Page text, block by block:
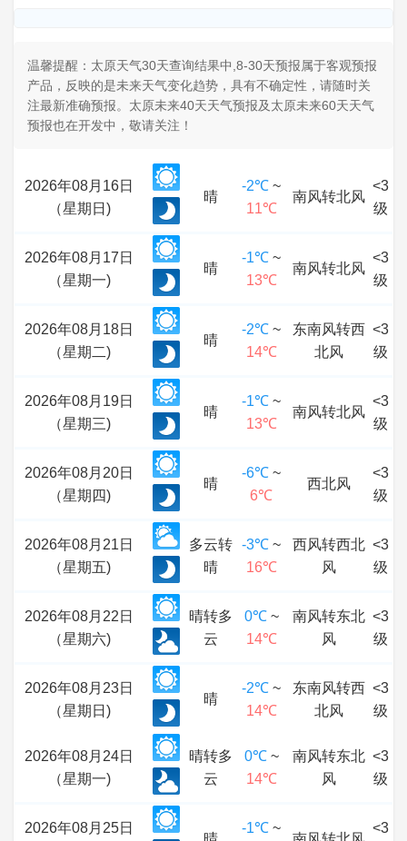
温馨提醒：太原天气30天查询结果中,8-30天预报属于客观预报
产品，反映的是未来天气变化趋势，具有不确定性，请随时关
注最新准确预报。太原未来40天天气预报及太原未来60天天气
预报也在开发中，敬请关注！
2026年08月16日
（星期日)
晴
-2℃ ~
11℃
南风转北风
<3
级
2026年08月17日
（星期一)
晴
-1℃ ~
13℃
南风转北风
<3
级
2026年08月18日
（星期二)
晴
-2℃ ~
14℃
东南风转西
北风
<3
级
2026年08月19日
（星期三)
晴
-1℃ ~
13℃
南风转北风
<3
级
2026年08月20日
（星期四)
晴
-6℃ ~
6℃
西北风
<3
级
2026年08月21日
（星期五)
多云转
晴
-3℃ ~
16℃
西风转西北
风
<3
级
2026年08月22日
（星期六)
晴转多
云
0℃~
14℃
南风转东北
风
<3
级
2026年08月23日
（星期日)
晴
-2℃ ~
14℃
东南风转西
北风
<3
级
2026年08月24日
（星期一)
晴转多
云
0℃~
14℃
南风转东北
风
<3
级
2026年08月25日
-1℃ ~
<3